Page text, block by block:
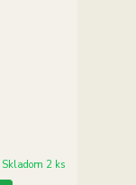
Skladom 2 ks